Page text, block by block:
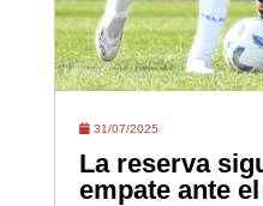
31/07/2025
La reserva
empate ante